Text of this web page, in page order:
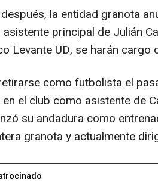
la entidad granota
asistente principal de Julián
Levante UD, se harán cargo
como futbolista el
el club como asistente de
su andadura como
granota y actualmente